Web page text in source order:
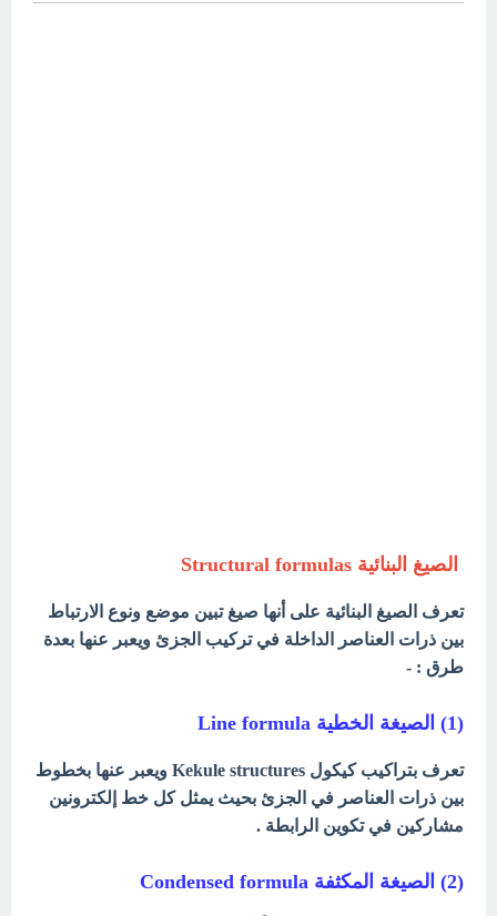
الصيغ البنائية Structural formulas
تعرف الصيغ البنائية على أنها صيغ تبين موضع ونوع الارتباط
بين ذرات العناصر الداخلة في تركيب الجزئ ويعبر عنها بعدة
طرق : -
(1) الصيغة الخطية Line formula
تعرف بتراكيب كيكول Kekule structures ويعبر عنها بخطوط
بين ذرات العناصر في الجزئ بحيث يمثل كل خط إلكترونين
مشاركين في تكوين الرابطة .
(2) الصيغة المكثفة Condensed formula